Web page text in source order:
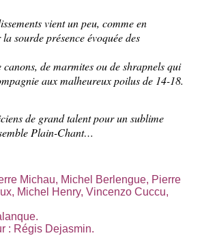
vient un peu, comme en
sourde présence évoquée des
de marmites ou de shrapnels qui
aux malheureux poilus de 14-18.
de grand talent pour un sublime
Plain-Chant…
Michau, Michel Berlengue, Pierre
Michel Henry, Vincenzo Cuccu,
: Régis Dejasmin.